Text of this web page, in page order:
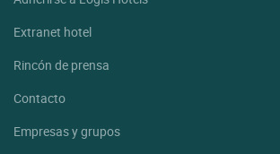
Extranet hotel
Rincón de prensa
Contacto
Empresas y grupos